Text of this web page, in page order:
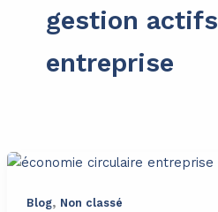
gestion actifs
entreprise
Blog, Non classé